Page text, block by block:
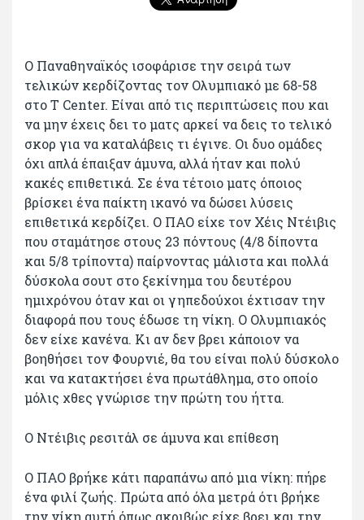
Ο Παναθηναϊκός ισοφάρισε την σειρά των
τελικών κερδίζοντας τον Ολυμπιακό με 68-58
στο T Center. Είναι από τις περιπτώσεις που και
να μην έχεις δει το ματς αρκεί να δεις το τελικό
σκορ για να καταλάβεις τι έγινε. Οι δυο ομάδες
όχι απλά έπαιξαν άμυνα, αλλά ήταν και πολύ
κακές επιθετικά. Σε ένα τέτοιο ματς όποιος
βρίσκει ένα παίκτη ικανό να δώσει λύσεις
επιθετικά κερδίζει. Ο ΠΑΟ είχε τον Χέις Ντέιβις
που σταμάτησε στους 23 πόντους (4/8 δίποντα
και 5/8 τρίποντα) παίρνοντας μάλιστα και πολλά
δύσκολα σουτ στο ξεκίνημα του δευτέρου
ημιχρόνου όταν και οι γηπεδούχοι έχτισαν την
διαφορά που τους έδωσε τη νίκη. Ο Ολυμπιακός
δεν είχε κανένα. Κι αν δεν βρει κάποιον να
βοηθήσει τον Φουρνιέ, θα του είναι πολύ δύσκολο
και να κατακτήσει ένα πρωτάθλημα, στο οποίο
μόλις χθες γνώρισε την πρώτη του ήττα.
Ο Ντέιβις ρεσιτάλ σε άμυνα και επίθεση
Ο ΠΑΟ βρήκε κάτι παραπάνω από μια νίκη: πήρε
ένα φιλί ζωής. Πρώτα από όλα μετρά ότι βρήκε
την νίκη αυτή όπως ακριβώς είχε βρει και την